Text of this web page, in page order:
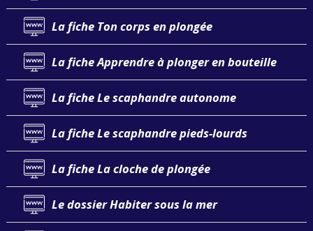
La fiche Ton corps en plongée
La fiche Apprendre à plonger en bouteille
La fiche Le scaphandre autonome
La fiche Le scaphandre pieds-lourds
La fiche La cloche de plongée
Le dossier Habiter sous la mer